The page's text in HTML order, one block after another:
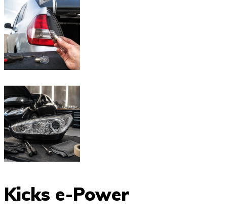
Kicks e-Power